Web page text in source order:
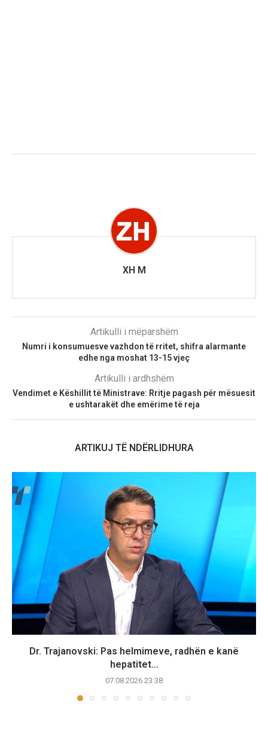
XH M
Artikulli i mëparshëm
Numri i konsumuesve vazhdon të rritet, shifra alarmante
edhe nga moshat 13-15 vjeç
Artikulli i ardhshëm
Vendimet e Këshillit të Ministrave: Rritje pagash për mësuesit
e ushtarakët dhe emërime të reja
ARTIKUJ TË NDËRLIDHURA
Dr. Trajanovski: Pas helmimeve, radhën e kanë
hepatitet...
07.08.2026 23:38